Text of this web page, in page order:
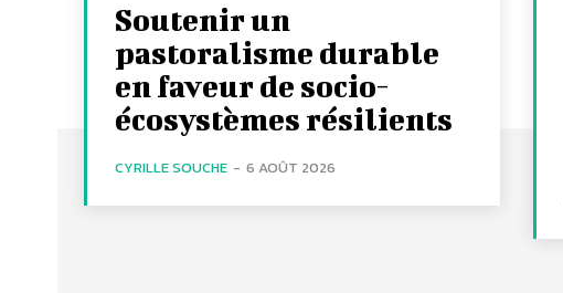
Soutenir un
pastoralisme durable
en faveur de socio-
écosystèmes résilients
CYRILLE SOUCHE - 6 AOÛT 2026